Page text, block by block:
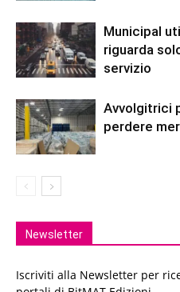
Municipal
riguarda
servizio
Avvolgitrici
perdere
Newsletter
Iscriviti alla Newsletter per